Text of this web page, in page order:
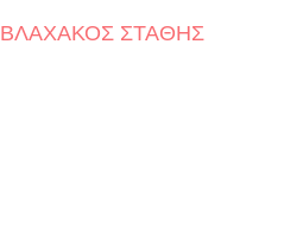
ΒΛΑΧΑΚΟΣ ΣΤΑΘΗΣ